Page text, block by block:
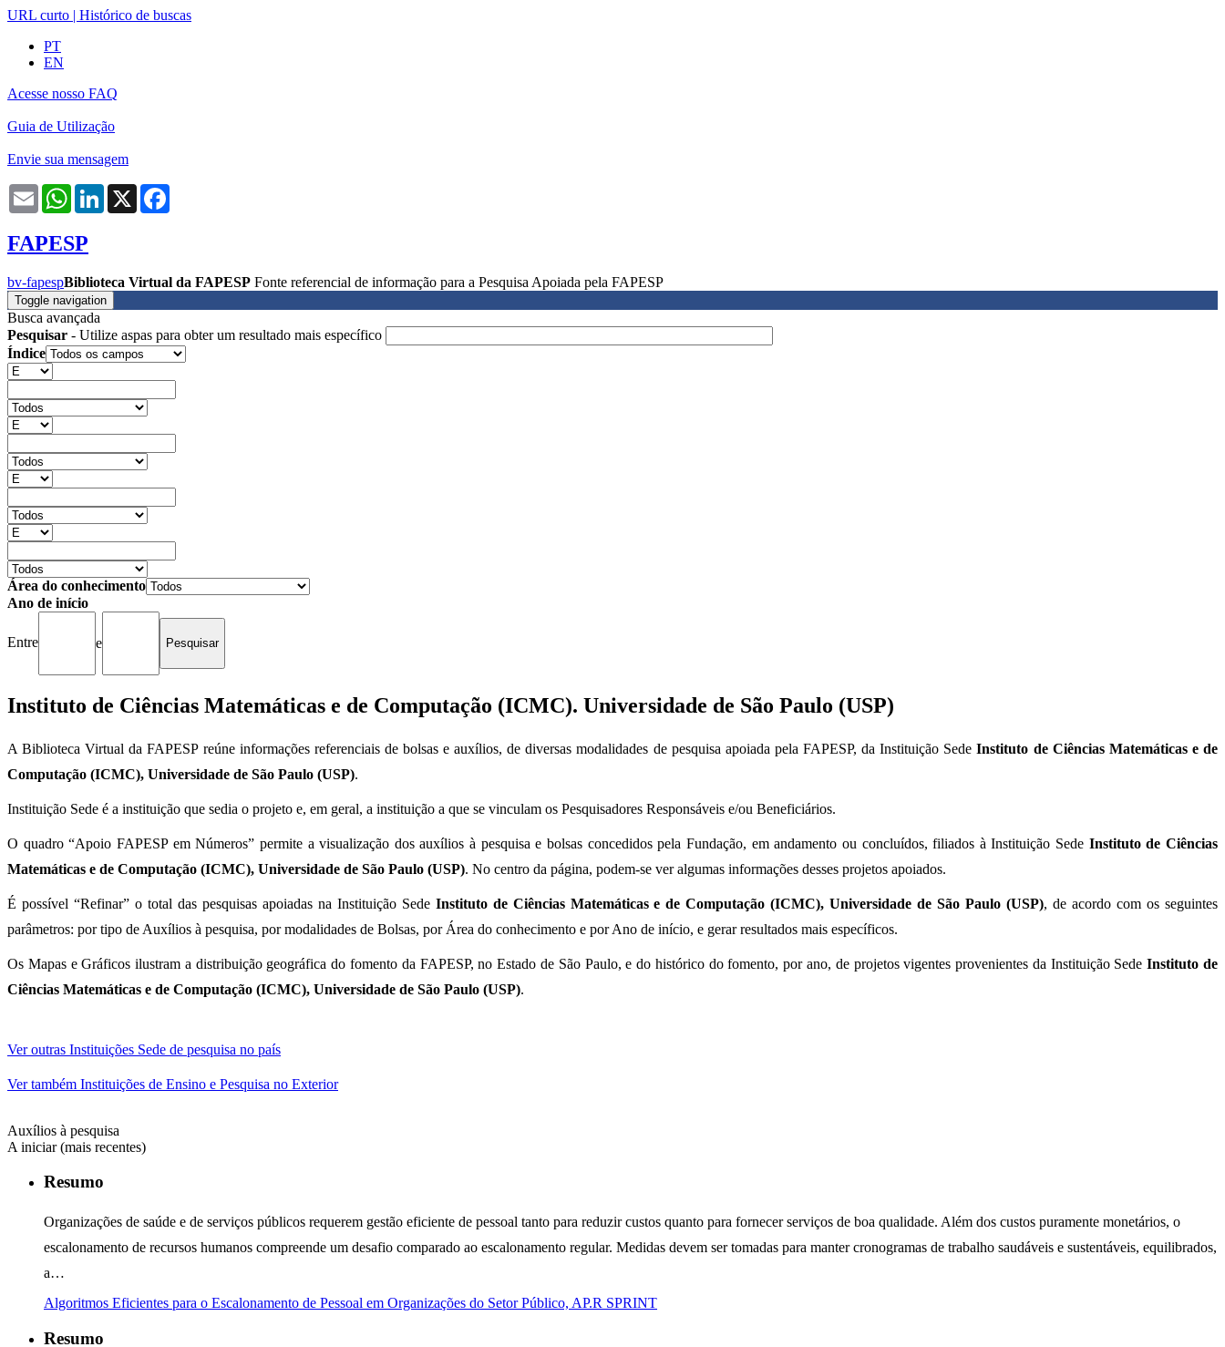
URL curto | Histórico de buscas
PT
EN
Acesse nosso FAQ
Guia de Utilização
Envie sua mensagem
Email WhatsAppLinkedIn
X
FAPESP
bv-fapespBiblioteca Virtual da FAPESP Fonte referencial de informação para a Pesquisa Apoiada pela FAPESP
Toggle navigation
Busca avançada
Pesquisar - Utilize aspas para obter um resultado mais específico
Índice
Área do conhecimento
Ano de início
Entre e
Instituto de Ciências Matemáticas e de Computação (ICMC). Universidade de São Paulo (USP)
A Biblioteca Virtual da FAPESP reúne informações referenciais de bolsas e auxílios, de diversas modalidades de pesquisa apoiada pela FAPESP, da Instituição SedeInstituto de Ciências Matemáticas e de
Computação (ICMC), Universidade de São Paulo (USP).
Instituição Sede é a instituição que sedia o projeto e, em geral, a instituição a que se vinculam os Pesquisadores Responsáveis e/ou Beneficiários.
O quadro “Apoio FAPESP em Números” permite a visualização dos auxílios à pesquisa e bolsas concedidos pela Fundação, em andamento ou concluídos, filiados à Instituição Sede Instituto de Ciências
Matemáticas e de Computação (ICMC), Universidade de São Paulo (USP). No centro da página, podem-se ver algumas informações desses projetos apoiados.
É possível “Refinar” o total das pesquisas apoiadas na Instituição Sede Instituto de Ciências Matemáticas e de Computação (ICMC), Universidade de São Paulo (USP), de acordo com os seguintes
parâmetros: por tipo de Auxílios à pesquisa, por modalidades de Bolsas, por Área do conhecimento e por Ano de início, e gerar resultados mais específicos.
Os Mapas e Gráficos ilustram a distribuição geográfica do fomento da FAPESP, no Estado de São Paulo, e do histórico do fomento, por ano, de projetos vigentes provenientes da Instituição Sede Instituto de
Ciências Matemáticas e de Computação (ICMC), Universidade de São Paulo (USP).
Ver outras Instituições Sede de pesquisa no país
Ver também Instituições de Ensino e Pesquisa no Exterior
Auxílios à pesquisa
A iniciar (mais recentes)
Resumo
Organizações de saúde e de serviços públicos requerem gestão eficiente de pessoal tanto para reduzir custos quanto para fornecer serviços de boa qualidade. Além dos custos puramente monetários, o
escalonamento de recursos humanos compreende um desafio comparado ao escalonamento regular. Medidas devem ser tomadas para manter cronogramas de trabalho saudáveis e sustentáveis, equilibrados,
a…
Algoritmos Eficientes para o Escalonamento de Pessoal em Organizações do Setor Público, AP.R SPRINT
Resumo